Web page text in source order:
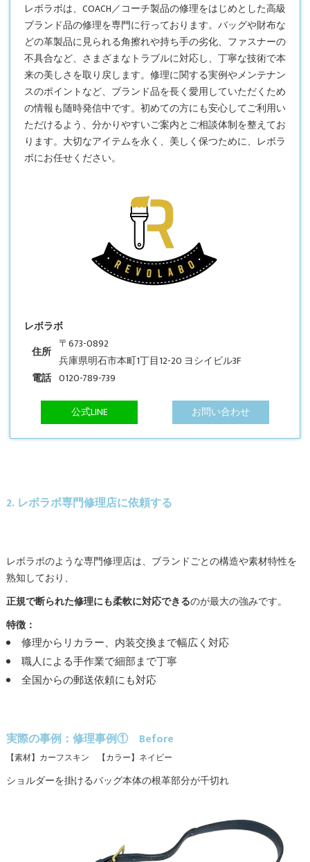
レボラボは、 COACH／コーチ製品の修理をはじめとした高級
ブランド品の修理を専門に行っております。バッグや財布な
どの革製品に見られる角擦れや持ち手の劣化、ファスナーの
不具合など、さまざまなトラブルに対応し、丁寧な技術で本
来の美しさを取り戻します。修理に関する実例やメンテナン
スのポイントなど、ブランド品を長く愛用していただくため
の情報も随時発信中です。初めての方にも安心してご利用い
ただけるよう、分かりやすいご案内とご相談体制を整えてお
ります。大切なアイテムを永く、美しく保つために、レボラ
ボにお任せください。
レボラボ
住所
〒673-0892
兵庫県明石市本町1丁目12-20 ヨシイビル3F
電話 0120-789-739
公式LINE お問い合わせ
2. レボラボ専門修理店に依頼する
レボラボのような専門修理店は、ブランドごとの構造や素材特性を
熟知しており、
正規で断られた修理にも柔軟に対応できるのが最大の強みです。
特徴：
修理からリカラー、内装交換まで幅広く対応
職人による手作業で細部まで丁寧
全国からの郵送依頼にも対応
実際の事例：修理事例① Before
【素材】カーフスキン 【カラー】ネイビー
ショルダーを掛けるバッグ本体の根革部分が千切れ